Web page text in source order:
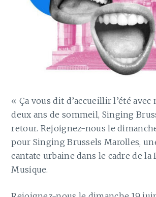
« Ça vous dit d’accueillir l’été avec
deux ans de sommeil, Singing
retour. Rejoignez-nous le
pour Singing Brussels Marolles,
cantate urbaine dans le cadre de la
Musique.